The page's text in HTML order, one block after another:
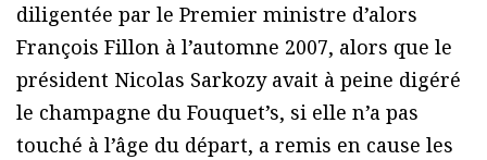
diligentée par le Premier ministre d’alors
François Fillon à l’automne 2007, alors que le
président Nicolas Sarkozy avait à peine digéré
le champagne du Fouquet’s, si elle n’a pas
touché à l’âge du départ, a remis en cause les